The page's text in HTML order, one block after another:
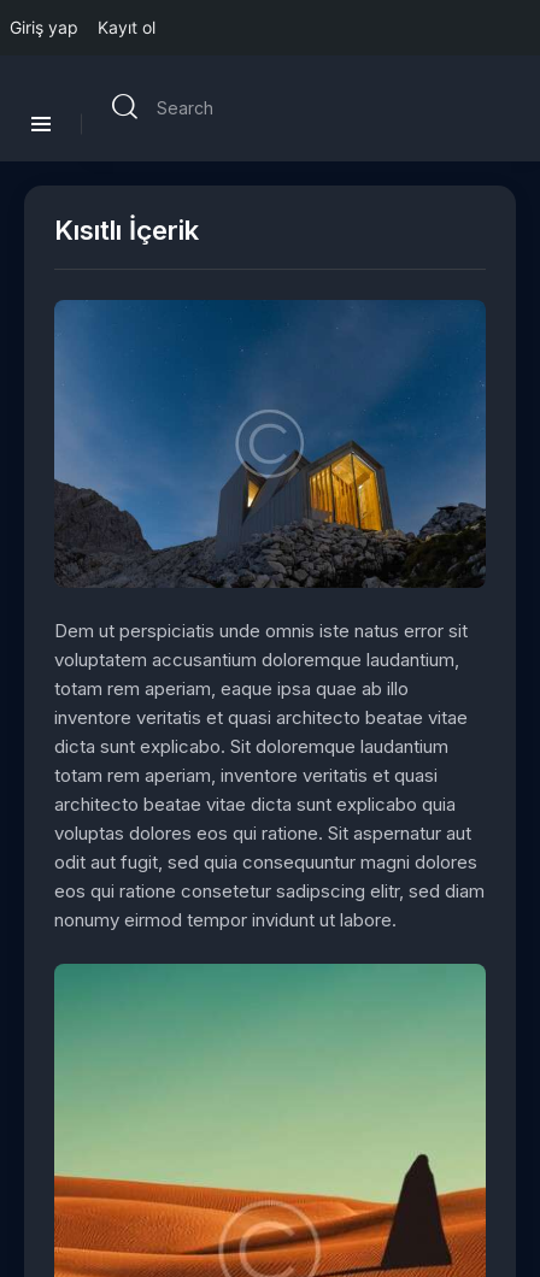
Giriş yap Kayıt ol
Kısıtlı İçerik
Dem ut perspiciatis unde omnis iste natus error sit
voluptatem accusantium doloremque laudantium,
totam rem aperiam, eaque ipsa quae ab illo
inventore veritatis et quasi architecto beatae vitae
dicta sunt explicabo. Sit doloremque laudantium
totam rem aperiam, inventore veritatis et quasi
architecto beatae vitae dicta sunt explicabo quia
voluptas dolores eos qui ratione. Sit aspernatur aut
odit aut fugit, sed quia consequuntur magni dolores
eos qui ratione consetetur sadipscing elitr, sed diam
nonumy eirmod tempor invidunt ut labore.